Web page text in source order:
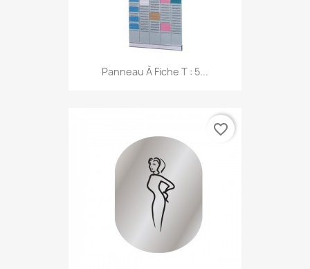
Panneau À Fiche T : 5...
favorite_border